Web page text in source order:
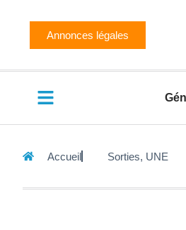
Annonces légales
Accueil Sorties, UNE